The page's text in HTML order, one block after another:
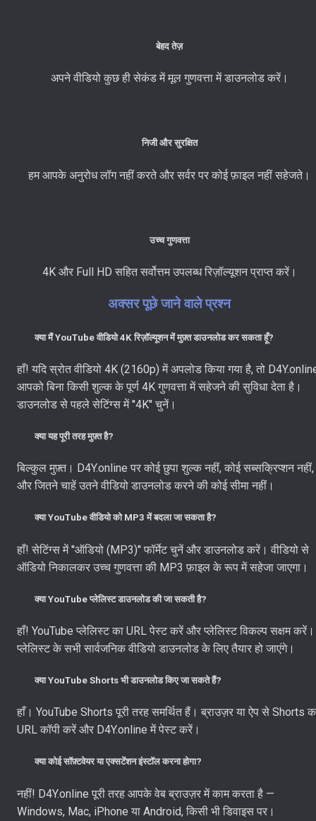
बेहद तेज़
अपने वीडियो कुछ ही सेकंड में मूल गुणवत्ता में डाउनलोड करें।
निजी और सुरक्षित
हम आपके अनुरोध लॉग नहीं करते और सर्वर पर कोई फ़ाइल नहीं सहेजते।
उच्च गुणवत्ता
4K और Full HD सहित सर्वोत्तम उपलब्ध रिज़ॉल्यूशन प्राप्त करें।
अक्सर पूछे जाने वाले प्रश्न
क्या मैं YouTube वीडियो 4K रिज़ॉल्यूशन में मुफ़्त डाउनलोड कर सकता हूँ?
हाँ! यदि स्रोत वीडियो 4K (2160p) में अपलोड किया गया है, तो
आपको बिना किसी शुल्क के पूर्ण 4K गुणवत्ता में सहेजने की सुविधा देता है।
डाउनलोड से पहले सेटिंग्स में ''4K'' चुनें।
क्या यह पूरी तरह मुफ़्त है?
बिल्कुल मुफ़्त। D4Y.online पर कोई छुपा शुल्क नहीं, कोई सब्सक्रिप्शन नहीं,
और जितने चाहें उतने वीडियो डाउनलोड करने की कोई सीमा नहीं।
क्या YouTube वीडियो को MP3 में बदला जा सकता है?
हाँ! सेटिंग्स में ''ऑडियो (MP3)'' फॉर्मेट चुनें और डाउनलोड करें। वीडियो से
ऑडियो निकालकर उच्च गुणवत्ता की MP3 फ़ाइल के रूप में सहेजा जाएगा।
क्या YouTube प्लेलिस्ट डाउनलोड की जा सकती है?
हाँ! YouTube प्लेलिस्ट का URL पेस्ट करें और प्लेलिस्ट विकल्प सक्षम करें।
प्लेलिस्ट के सभी सार्वजनिक वीडियो डाउनलोड के लिए तैयार हो जाएंगे।
क्या YouTube Shorts भी डाउनलोड किए जा सकते हैं?
हाँ। YouTube Shorts पूरी तरह समर्थित हैं। ब्राउज़र या ऐप से Shorts
URL कॉपी करें और D4Y.online में पेस्ट करें।
क्या कोई सॉफ़्टवेयर या एक्सटेंशन इंस्टॉल करना होगा?
नहीं! D4Y.online पूरी तरह आपके वेब ब्राउज़र में काम करता है —
Windows, Mac, iPhone या Android, किसी भी डिवाइस पर।